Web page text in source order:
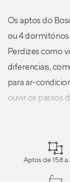
Os aptos do
ou 4
Perdizes como
diferenciais,
para ar-
ouvir os passos
Aptos de 158 a